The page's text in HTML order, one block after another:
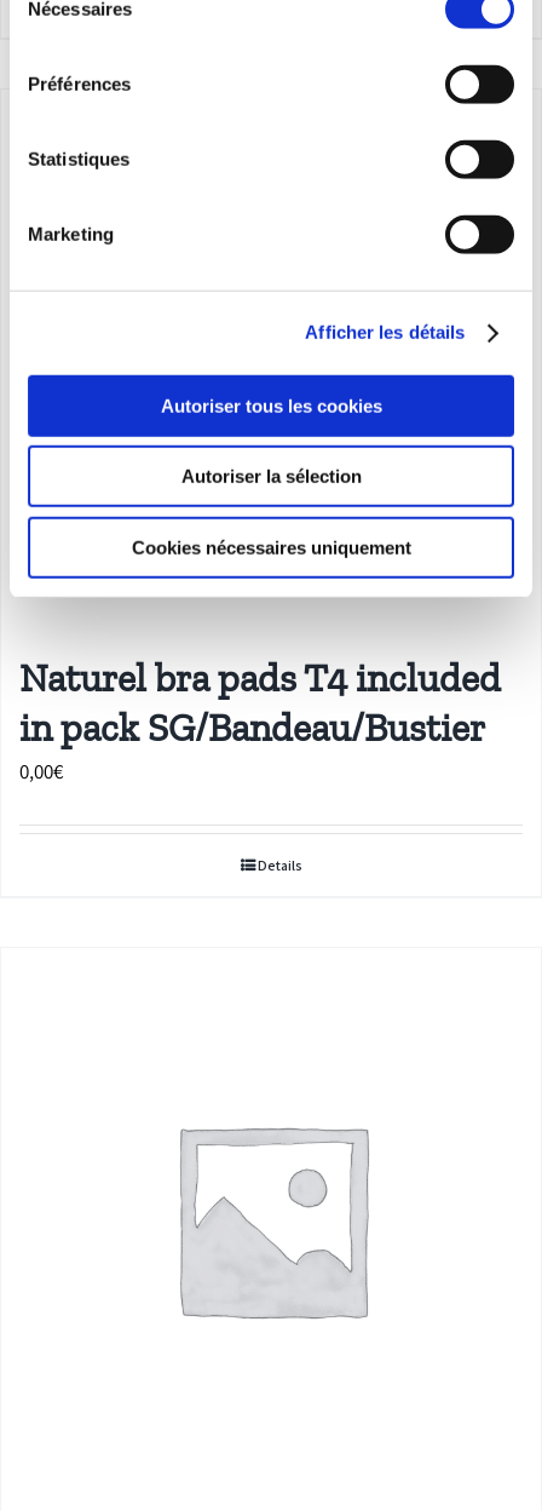
Nécessaires
Préférences
Statistiques
Marketing
Afficher les détails
Autoriser tous les cookies
Autoriser la sélection
Cookies nécessaires uniquement
Naturel bra pads T4 included
in pack SG/Bandeau/Bustier
0,00€
Details